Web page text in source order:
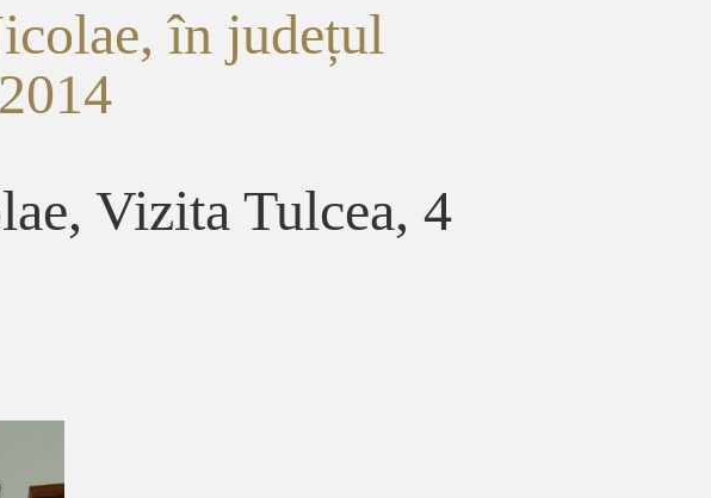
în județul
Vizita Tulcea, 4